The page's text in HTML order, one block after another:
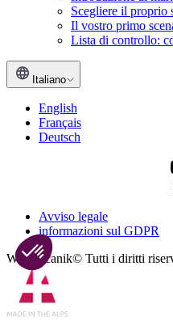
Scegliere il proprio
Il vostro primo
Lista di controllo:
Italiano
English
Français
Deutsch
Avviso legale
informazioni sul GDPR
Webmecanik© Tutti i diritti